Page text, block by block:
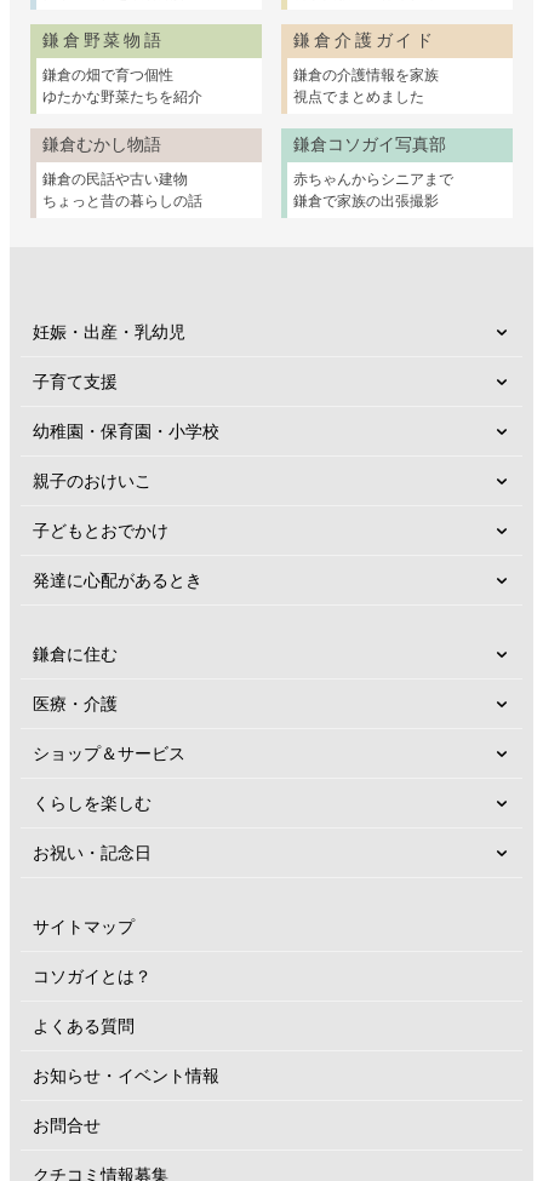
鎌倉野菜物語
鎌倉の畑で育つ個性
ゆたかな野菜たちを紹介
鎌倉介護ガイド
鎌倉の介護情報を家族
視点でまとめました
鎌倉むかし物語
鎌倉の民話や古い建物
ちょっと昔の暮らしの話
鎌倉コソガイ写真部
赤ちゃんからシニアまで
鎌倉で家族の出張撮影
妊娠・出産・乳幼児
子育て支援
幼稚園・保育園・小学校
親子のおけいこ
子どもとおでかけ
発達に心配があるとき
鎌倉に住む
医療・介護
ショップ＆サービス
くらしを楽しむ
お祝い・記念日
サイトマップ
コソガイとは？
よくある質問
お知らせ・イベント情報
お問合せ
クチコミ情報募集